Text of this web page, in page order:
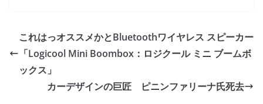
e
b
o
o
er et
これはっオススメかとBluetoothワイヤレス スピーカー
「Logicool Mini Boombox：ロジクール ミニ ブームボ
ックス」
カーデザインの巨匠 ピニンファリーナ氏死去